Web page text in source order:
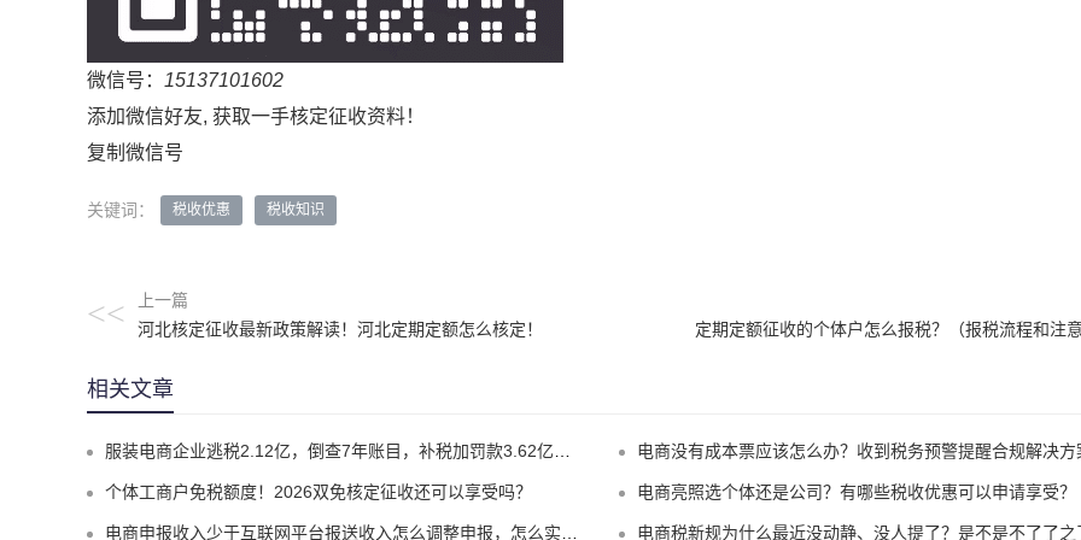
微信号： 15137101602
添加微信好友, 获取一手核定征收资料！
复制微信号
关键词： 税收优惠 税收知识
<<
上一篇
河北核定征收最新政策解读！河北定期定额怎么核定！
定期定额征收的个体户怎么报税？（报税流程和注
相关文章
服装电商企业逃税2.12亿，倒查7年账目，补税加罚款3.62亿元！ 电商没有成本票应该怎么办？收到税务预警提醒合规解决方
个体工商户免税额度！2026双免核定征收还可以享受吗？ 电商亮照选个体还是公司？有哪些税收优惠可以申请享受？
电商申报收入少于互联网平台报送收入怎么调整申报，怎么实现合规申报享受税收优惠！ 电商税新规为什么最近没动静、没人提了？是不是不了了之了嘛